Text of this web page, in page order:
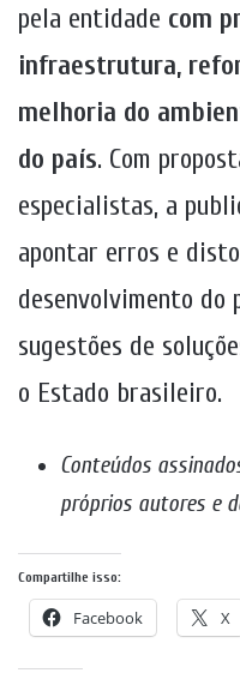
pela entidade com
infraestrutura,
melhoria do
do país. Com
especialistas, a
apontar erros e
desenvolvimento do
sugestões de
o Estado brasileiro.
Conteúdos
próprios autores e
Compartilhe isso:
Facebook X